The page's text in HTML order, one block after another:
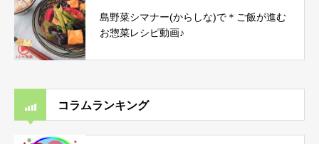
島野菜シマナー(からしな)で＊ご飯が進む
お惣菜レシピ動画♪
コラムランキング